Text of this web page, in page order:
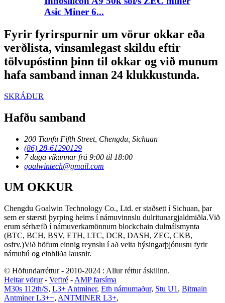
Asic Miner 6...
Fyrir fyrirspurnir um vörur okkar eða
verðlista, vinsamlegast skildu eftir
tölvupóstinn þinn til okkar og við munum
hafa samband innan 24 klukkustunda.
SKRÁÐUR
Hafðu samband
200 Tianfu Fifth Street, Chengdu, Sichuan
(86) 28-61290129
7 daga vikunnar frá 9:00 til 18:00
goalwintech@gmail.com
UM OKKUR
Chengdu Goalwin Technology Co., Ltd. er staðsett í Sichuan, þar
sem er stærsti þyrping heims í námuvinnslu dulritunargjaldmiðla.Við
erum sérhæfð í námuverkamönnum blockchain dulmálsmynta
(BTC, BCH, BSV, ETH, LTC, DCR, DASH, ZEC, CKB,
osfrv.)Við höfum einnig reynslu í að veita hýsingarþjónustu fyrir
námubú og einhliða lausnir.
© Höfundarréttur - 2010-2024 : Allur réttur áskilinn.
Heitar vörur- Veftré - AMP farsíma
M30s 112th/S, L3+ Antminer, Eth námumaður, Stu U1 , Bitmain
Antminer L3++, ANTMINER L3+,